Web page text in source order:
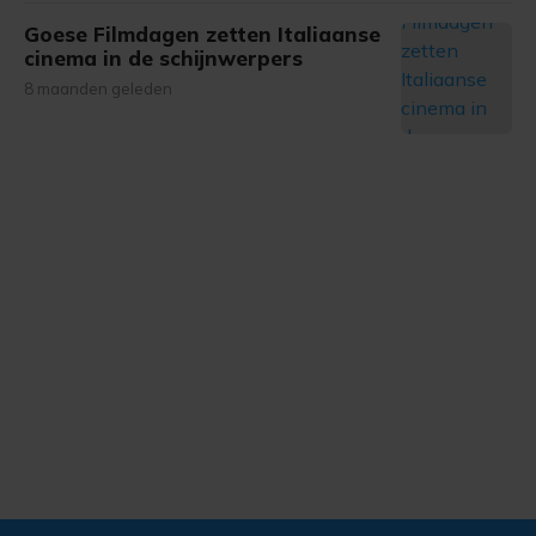
Goese Filmdagen zetten Italiaanse
cinema in de schijnwerpers
8 maanden geleden